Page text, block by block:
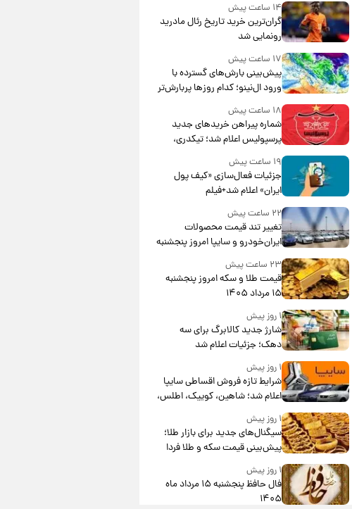
۱۴ ساعت پیش
گران‌ترین خرید تاریخ رئال مادرید
رونمایی شد
۱۷ ساعت پیش
پیش‌بینی بارش‌های گسترده با
ورود ال‌نینو؛ کدام روزها پربارش‌تر
خواهند بود؟
۱۸ ساعت پیش
شماره پیراهن خریدهای جدید
پرسپولیس اعلام شد؛ تیکدری،
محبی و سرگیف با اعداد ویژه
۱۹ ساعت پیش
جزئیات فعال‌سازی «کیف پول
ایران» اعلام شد+فیلم
۲۲ ساعت پیش
تغییر تند قیمت محصولات
ایران‌خودرو و سایپا امروز پنجشنبه
۲۳ ساعت پیش
قیمت طلا و سکه امروز پنجشنبه
۱۵ مرداد ۱۴۰۵
۱ روز پیش
شارژ جدید کالابرگ برای سه
دهک؛ جزئیات اعلام شد
۱ روز پیش
شرایط تازه فروش اقساطی سایپا
اعلام شد؛ شاهین، کوییک، اطلس،
سهند و ساینا با اقساط بلندمدت +
جدول۱ روز پیش
سیگنال‌های جدید برای بازار طلا؛
پیش‌بینی قیمت سکه و طلا فردا
۱ روز پیش
فال حافظ پنجشنبه ۱۵ مرداد ماه
۱۴۰۵